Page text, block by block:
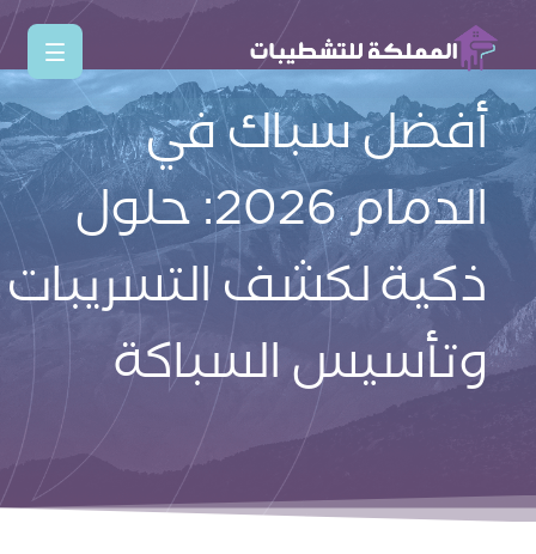
أفضل سباك في
الدمام 2026: حلول
ذكية لكشف التسريبات
وتأسيس السباكة